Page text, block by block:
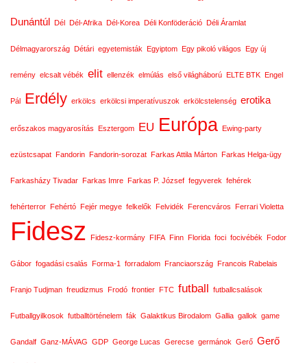
Dunántúl Dél Dél-Afrika Dél-Korea Déli Konföderáció Déli Áramlat
Délmagyarország Détári egyetemisták Egyiptom Egy pikoló világos Egy új
remény elcsalt vébék elit ellenzék elmúlás első világháború ELTE BTK Engel
Pál Erdély erkölcs erkölcsi imperatívuszok erkölcstelenség erotika
erőszakos magyarosítás Esztergom EU Európa Ewing-party
ezüstcsapat Fandorin Fandorin-sorozat Farkas Attila Márton Farkas Helga-ügy
Farkasházy Tivadar Farkas Imre Farkas P. József fegyverek fehérek
fehérterror Fehértó Fejér megye felkelők Felvidék Ferencváros Ferrari Violetta
Fidesz Fidesz-kormány FIFA Finn Florida foci focivébék Fodor
Gábor fogadási csalás Forma-1 forradalom Franciaország Francois Rabelais
Franjo Tudjman freudizmus Frodó frontier FTC futball futballcsalások
Futballgyilkosok futballtörténelem fák Galaktikus Birodalom Gallia gallok game
Gandalf Ganz-MÁVAG GDP George Lucas Gerecse germánok Gerő Gerő